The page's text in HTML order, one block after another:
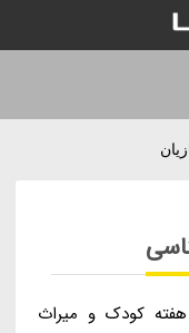
هفته کودک و میراث